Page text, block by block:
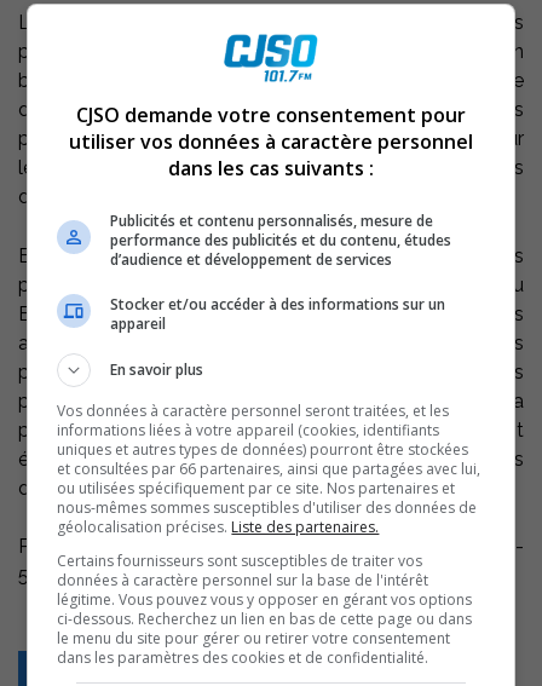
Le Biophare invite la population à des randonnées
particulières sur la rivière Richelieu avec à bord d’un
bateau un archéologue d’expérience, Bernard Hébert. Ce
dernier partagera ces connaissances sur l’histoire des
peuples iroquoiens de la région, plus particulièrement sur
le site Mandeville, un site de fouilles archéologiques
d’importance au Québec.
En plus de la randonnée en bateau, les participants
pourront visiter la nouvelle exposition permanente du
Biophare qui comporte une section entière sur les
amérindiens de notre région comprenant plusieurs
photographies du site Mandeville encore jamais
publiées. de nombreux artéfacts de l’époque de la
présence des Iroquoiens sur notre territoire attendent
également les passionnés d’archéologie entre les murs
de l’exposition « L’observatoire du lac Saint-Pierre ».
Pour informations, contacter le Biophare au 450 780-
5740.
Retour
CJSO demande votre consentement pour
utiliser vos données à caractère personnel
dans les cas suivants :
Publicités et contenu personnalisés, mesure de
performance des publicités et du contenu, études
d’audience et développement de services
Stocker et/ou accéder à des informations sur un
appareil
En savoir plus
Vos données à caractère personnel seront traitées, et les
informations liées à votre appareil (cookies, identifiants
uniques et autres types de données) pourront être stockées
et consultées par 66 partenaires, ainsi que partagées avec lui,
ou utilisées spécifiquement par ce site. Nos partenaires et
nous-mêmes sommes susceptibles d'utiliser des données de
géolocalisation précises. Liste des partenaires.
Certains fournisseurs sont susceptibles de traiter vos
données à caractère personnel sur la base de l'intérêt
légitime. Vous pouvez vous y opposer en gérant vos options
ci-dessous. Recherchez un lien en bas de cette page ou dans
le menu du site pour gérer ou retirer votre consentement
dans les paramètres des cookies et de confidentialité.